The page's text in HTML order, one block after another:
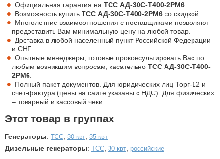
Официальная гарантия наТСС АД-30С-Т400-2РМ6
Возможность купитьТСС АД-30С-Т400-2РМ6 со скидкой.
Многолетние взаимоотношения с поставщиками позволяют
предоставить Вам минимальную цену на любой товар.
Доставка в любой населенный пункт Российской Федерации
и СНГ.
Опытные менеджеры, готовые проконсультировать Вас по
любым возникшим вопросам, касательно ТСС АД-30С-Т400-
2РМ6
Полный пакет документов. Для юридических лиц Торг-12 и
счет-фактура (цены на сайте указаны с НДС). Для физических
– товарный и кассовый чеки.
Этот товар в группах
Генераторы: ТСС 30 квт 35 квт
Дизельные генераторы: ТСС 30 квт российские